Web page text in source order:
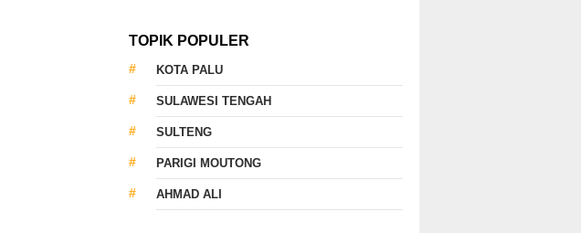
TOPIK POPULER
KOTA PALU
SULAWESI TENGAH
SULTENG
PARIGI MOUTONG
AHMAD ALI